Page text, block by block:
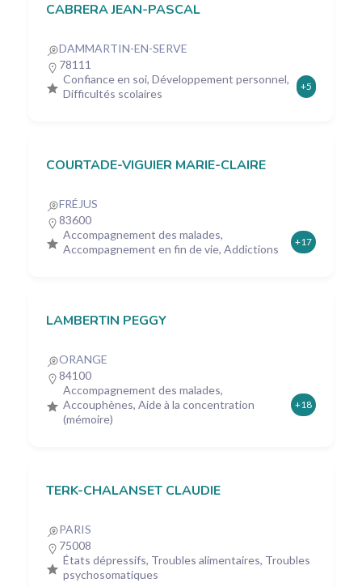
CABRERA JEAN-PASCAL
DAMMARTIN-EN-SERVE
78111
Confiance en soi, Développement personnel,
Difficultés scolaires
+5
COURTADE-VIGUIER MARIE-CLAIRE
FRÉJUS
83600
Accompagnement des malades,
Accompagnement en fin de vie, Addictions
+17
LAMBERTIN PEGGY
ORANGE
84100
Accompagnement des malades,
Accouphènes, Aide à la concentration
(mémoire)
+18
TERK-CHALANSET CLAUDIE
PARIS
75008
États dépressifs, Troubles alimentaires, Troubles
psychosomatiques